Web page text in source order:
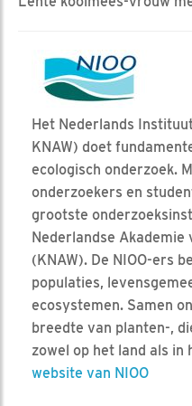
Het Nederlands
KNAW) doet
ecologisch onderzoek.
onderzoekers en
grootste
Nederlandse Akademie
(KNAW). De NIOO-ers
populaties,
ecosystemen. Samen
breedte van planten-,
zowel op het land als in
website van NIOO